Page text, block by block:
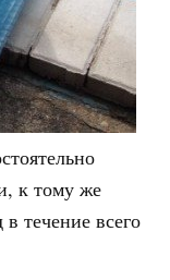
к тому же
течение всего